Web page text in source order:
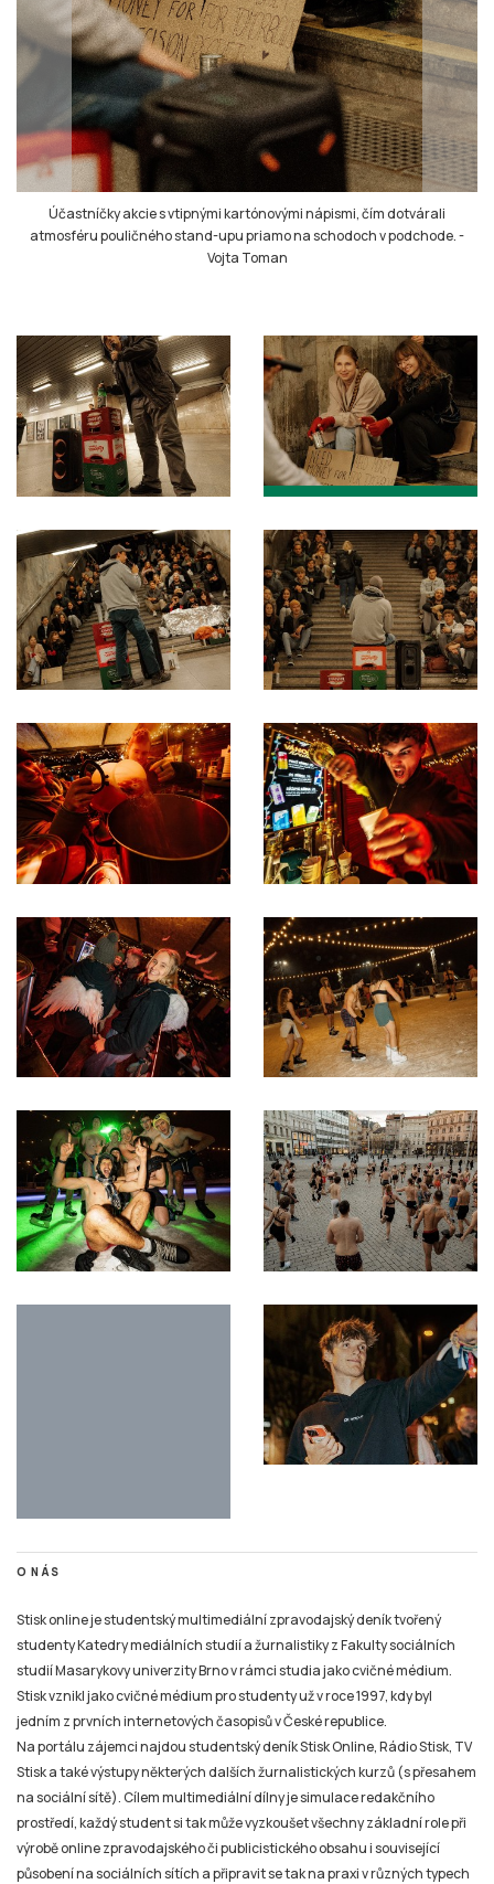
Účastníčky akcie s vtipnými kartónovými nápismi, čím dotvárali
atmosféru pouličného stand-upu priamo na schodoch v podchode.-
Vojta Toman
O NÁS
Stisk online je studentský multimediální zpravodajský deník tvořený
studenty Katedry mediálních studií a žurnalistiky z Fakulty sociálních
studií Masarykovy univerzity Brno v rámci studia jako cvičné médium.
Stisk vznikl jako cvičné médium pro studenty už v roce 1997, kdy byl
jedním z prvních internetových časopisů v České republice.
Na portálu zájemci najdou studentský deník Stisk Online, Rádio Stisk, TV
Stisk a také výstupy některých dalších žurnalistických kurzů (s přesahem
na sociální sítě). Cílem multimediální dílny je simulace redakčního
prostředí, každý student si tak může vyzkoušet všechny základní role při
výrobě online zpravodajského či publicistického obsahu i související
působení na sociálních sítích a připravit se tak na praxi v různých typech